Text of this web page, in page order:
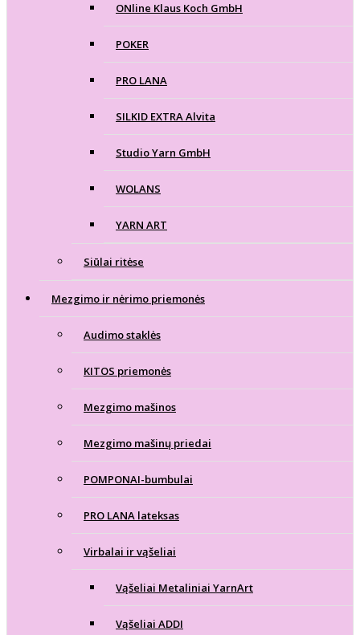
ONline Klaus Koch GmbH
POKER
PRO LANA
SILKID EXTRA Alvita
Studio Yarn GmbH
WOLANS
YARN ART
Siūlai ritėse
Mezgimo ir nėrimo priemonės
Audimo staklės
KITOS priemonės
Mezgimo mašinos
Mezgimo mašinų priedai
POMPONAI-bumbulai
PRO LANA lateksas
Virbalai ir vąšeliai
Vąšeliai Metaliniai YarnArt
Vąšeliai ADDI